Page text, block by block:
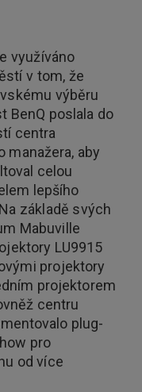
využíváno
v tom, že
výběru
BenQ poslala do
centra
manažera, aby
celou
lepšího
základě svých
Mabuville
LU9915
projektory
projektorem
centru
plug-
pro
od více